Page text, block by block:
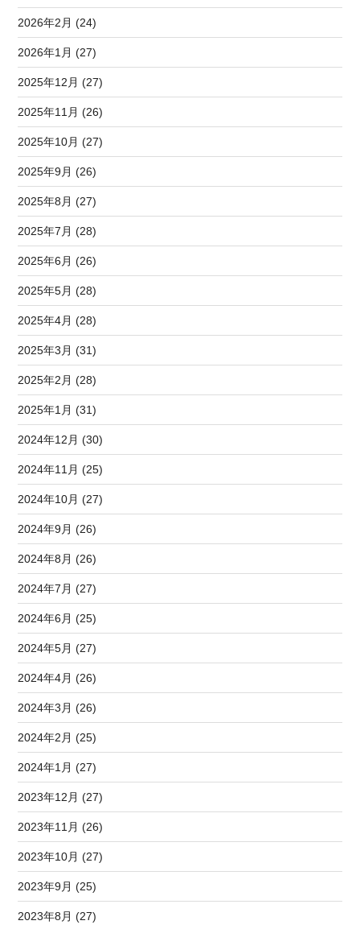
2026年2月 (24)
2026年1月 (27)
2025年12月 (27)
2025年11月 (26)
2025年10月 (27)
2025年9月 (26)
2025年8月 (27)
2025年7月 (28)
2025年6月 (26)
2025年5月 (28)
2025年4月 (28)
2025年3月 (31)
2025年2月 (28)
2025年1月 (31)
2024年12月 (30)
2024年11月 (25)
2024年10月 (27)
2024年9月 (26)
2024年8月 (26)
2024年7月 (27)
2024年6月 (25)
2024年5月 (27)
2024年4月 (26)
2024年3月 (26)
2024年2月 (25)
2024年1月 (27)
2023年12月 (27)
2023年11月 (26)
2023年10月 (27)
2023年9月 (25)
2023年8月 (27)